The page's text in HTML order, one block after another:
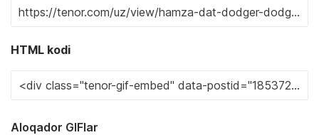
HTML kodi
Aloqador GIFlar